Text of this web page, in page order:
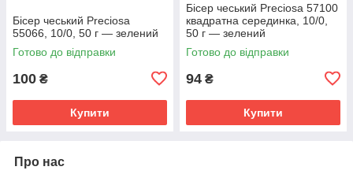
Бісер чеський Preciosa
55066, 10/0, 50 г — зелений
Готово до відправки
100 ₴
Купити
Бісер чеський Preciosa 57100
квадратна серединка, 10/0,
50 г — зелений
Готово до відправки
94 ₴
Купити
Про нас